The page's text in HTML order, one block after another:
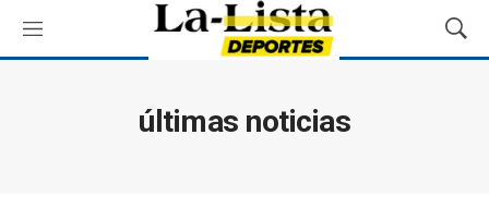
M
e
M
o
últimas noticias